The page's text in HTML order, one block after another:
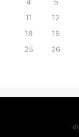
11
12
18
19
25
26